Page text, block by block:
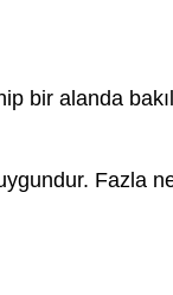
bir alanda
Fazla